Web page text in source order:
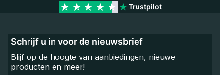
Trustpilot
Schrijf u in voor de nieuwsbrief
Blijf op de hoogte van aanbiedingen, nieuwe
producten en meer!